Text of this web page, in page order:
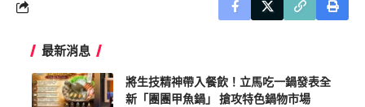
最新消息
將生技精神帶入餐飲！立馬吃一鍋發表全
新「團團甲魚鍋」 搶攻特色鍋物市場